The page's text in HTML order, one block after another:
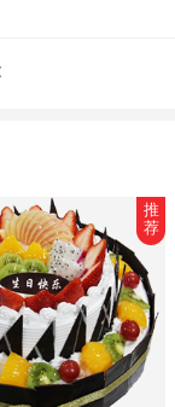
推
荐